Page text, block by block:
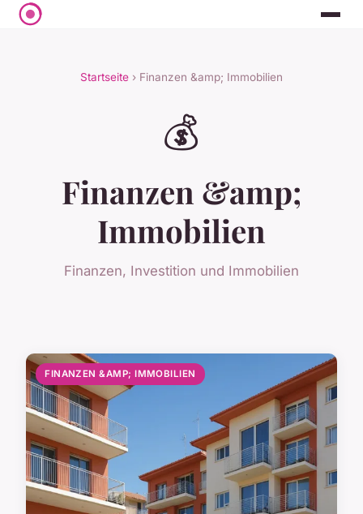
Startseite › Finanzen &amp; Immobilien
💰
Finanzen &amp;
Immobilien
Finanzen, Investition und Immobilien
FINANZEN &AMP; IMMOBILIEN